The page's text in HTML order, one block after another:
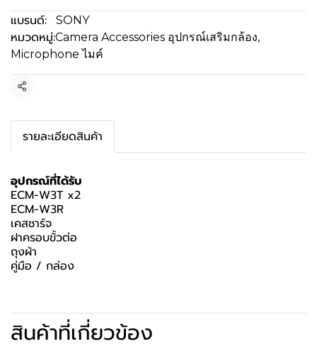
แบรนด์: SONY
หมวดหมู่:Camera Accessories อุปกรณ์เสริมกล้อง,
Microphone ไมค์
แชร์
รายละเอียดสินค้า
อุปกรณ์ที่ได้รับ
ECM-W3T x2
ECM-W3R
เคสชาร์จ
ฝาครอบขั้วต่อ
ถุงผ้า
คู่มือ / กล่อง
สินค้าที่เกี่ยวข้อง